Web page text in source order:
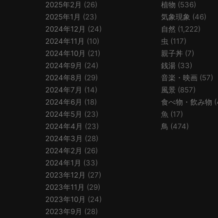
2025年2月 (26)
2025年1月 (23)
2024年12月 (24)
2024年11月 (10)
2024年10月 (21)
2024年9月 (24)
2024年8月 (29)
2024年7月 (14)
2024年6月 (18)
2024年5月 (23)
2024年4月 (23)
2024年3月 (28)
2024年2月 (26)
2024年1月 (33)
2023年12月 (27)
2023年11月 (29)
2023年10月 (24)
2023年9月 (28)
植物 (536)
気象現象 (46)
自然 (1,222)
虫 (117)
親子丼 (7)
銭湯 (33)
音楽・映画 (57)
風景 (857)
食べ物・飲み物
魚 (17)
鳥 (474)